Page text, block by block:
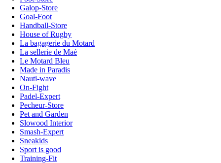
Galop-Store
Goal-Foot
Handball-Store
House of Rugby
La bagagerie du Motard
La sellerie de Maé
Le Motard Bleu
Made in Paradis
Nauti-wave
On-Fight
Padel-Expert
Pecheur-Store
Pet and Garden
Slowood Interior
Smash-Expert
Sneakids
Sport is good
Training-Fit